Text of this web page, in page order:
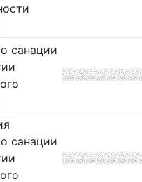
санации
санации